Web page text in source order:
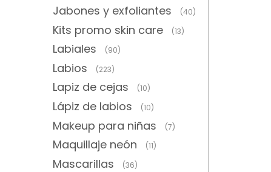
Jabones y exfoliantes (40)
Kits promo skin care (13)
Labiales (90)
Labios (223)
Lapiz de cejas (10)
Lápiz de labios (10)
Makeup para niñas (7)
Maquillaje neón (11)
Mascarillas (36)